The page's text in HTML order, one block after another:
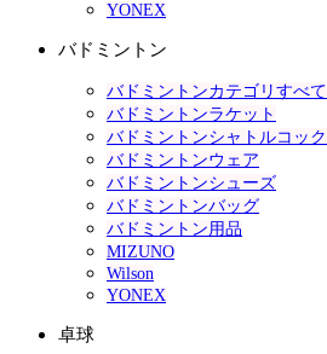
YONEX
バドミントン
バドミントンカテゴリすべて
バドミントンラケット
バドミントンシャトルコック
バドミントンウェア
バドミントンシューズ
バドミントンバッグ
バドミントン用品
MIZUNO
Wilson
YONEX
卓球